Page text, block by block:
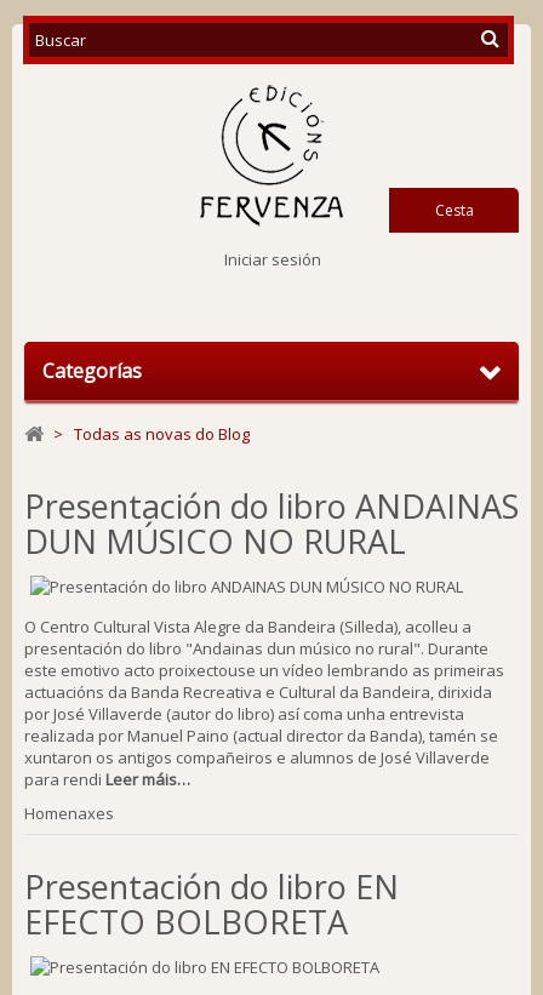
Cesta
Categorías
Iniciar sesión
> Todas as novas do Blog
Presentación do libro ANDAINAS
DUN MÚSICO NO RURAL
O Centro Cultural Vista Alegre da Bandeira (Silleda), acolleu a
presentación do libro "Andainas dun músico no rural". Durante
este emotivo acto proixectouse un vídeo lembrando as primeiras
actuacións da Banda Recreativa e Cultural da Bandeira, dirixida
por José Villaverde (autor do libro) así coma unha entrevista
realizada por Manuel Paino (actual director da Banda), tamén se
xuntaron os antigos compañeiros e alumnos de José Villaverde
para rendi Leer máis…
Homenaxes
Presentación do libro EN
EFECTO BOLBORETA